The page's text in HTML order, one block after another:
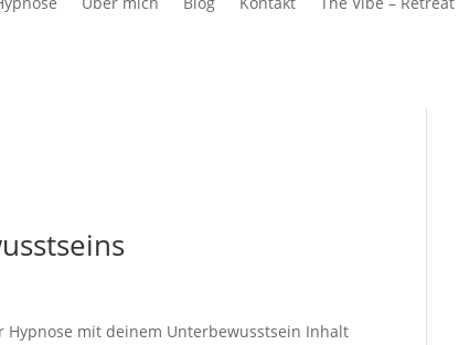
mit deinem Unterbewusstsein Inhalt